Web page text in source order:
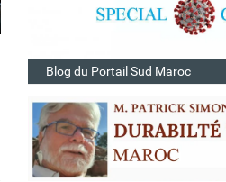
Blog du Portail Sud Maroc